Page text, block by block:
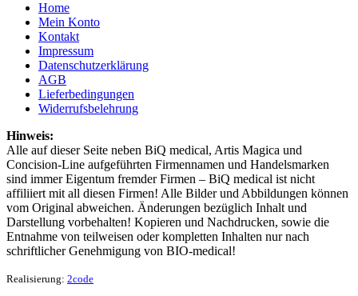
Home
Mein Konto
Kontakt
Impressum
Datenschutzerklärung
AGB
Lieferbedingungen
Widerrufsbelehrung
Hinweis:
Alle auf dieser Seite neben BiQ medical, Artis Magica und
Concision-Line aufgeführten Firmennamen und Handelsmarken
sind immer Eigentum fremder Firmen – BiQ medical ist nicht
affiliiert mit all diesen Firmen! Alle Bilder und Abbildungen können
vom Original abweichen. Änderungen bezüglich Inhalt und
Darstellung vorbehalten! Kopieren und Nachdrucken, sowie die
Entnahme von teilweisen oder kompletten Inhalten nur nach
schriftlicher Genehmigung von BIO-medical!
Realisierung: 2code